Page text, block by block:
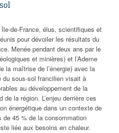
de-France, élus, scientifiques et
pour dévoiler les résultats du
Menée pendant deux ans par le
et minières) et l’Ademe
la maîtrise de l’énergie) avec la
du sous-sol francilien visait à
au développement de la
la région. L’enjeu derrière ces
énergétique dans un contexte de
de 45 % de la consommation
liée aux besoins en chaleur.